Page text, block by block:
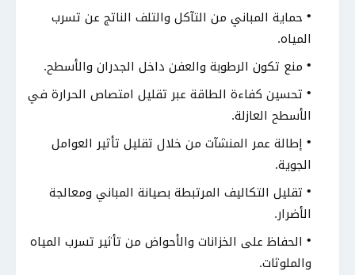
حماية المباني من التآكل والتلف الناتج عن تسرب
المياه.
منع تكون الرطوبة والعفن داخل الجدران والأسطح.
تحسين كفاءة الطاقة عبر تقليل امتصاص الحرارة في
الأسطح العازلة.
إطالة عمر المنشآت من خلال تقليل تأثير العوامل
الجوية.
تقليل التكاليف المرتبطة بصيانة المباني ومعالجة
الأضرار.
الحفاظ على الخزانات والأحواض من تأثير تسرب المياه
والملوثات.